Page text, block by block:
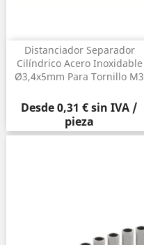
Distanciador Separador
Cilíndrico Acero Inoxidable
Ø3,4x5mm Para Tornillo M3
Precio
Desde0,31 €sin IVA /
pieza